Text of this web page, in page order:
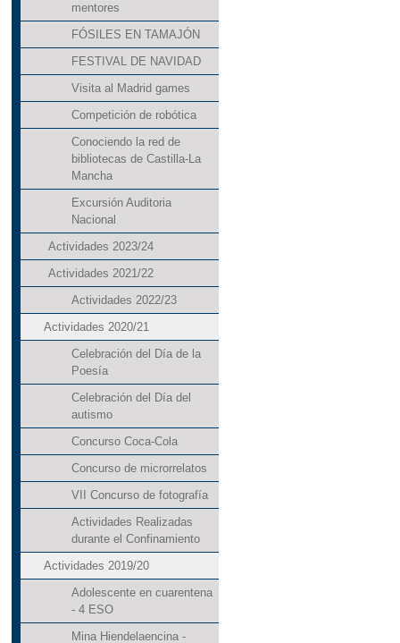
mentores
FÓSILES EN TAMAJÓN
FESTIVAL DE NAVIDAD
Visita al Madrid games
Competición de robótica
Conociendo la red de
bibliotecas de Castilla-La
Mancha
Excursión Auditoria
Nacional
Actividades 2023/24
Actividades 2021/22
Actividades 2022/23
Actividades 2020/21
Celebración del Día de la
Poesía
Celebración del Día del
autismo
Concurso Coca-Cola
Concurso de microrrelatos
VII Concurso de fotografía
Actividades Realizadas
durante el Confinamiento
Actividades 2019/20
Adolescente en cuarentena
- 4 ESO
Mina Hiendelaencina -